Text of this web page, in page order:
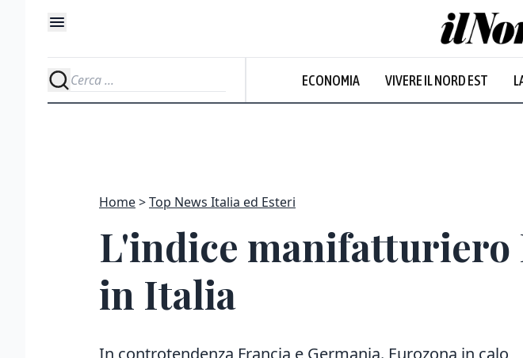
ECONOMIA VIVERE IL NORD EST
Home Top News Italia ed Esteri
L'indice manifatturiero
in Italia
In controtendenza Francia e Germania. Eurozona in calo